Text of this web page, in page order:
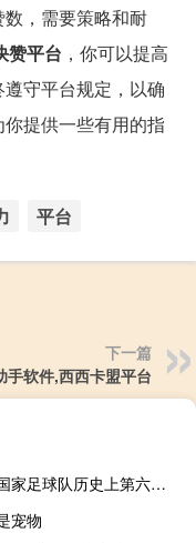
，需要策略和耐
赞平台 ，你可以提高
守平台规定，以确
提供一些有用的指
平台
下一篇
软件,西西卡盟平台
中国国家足球队历史上第六位入籍球员 中国国家队男足归化球员
宠物